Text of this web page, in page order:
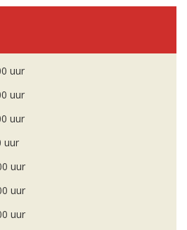
uur
uur
uur
uur
uur
uur
uur